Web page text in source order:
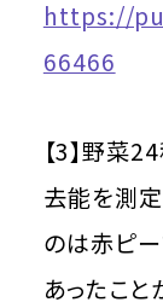
https://
66466
【3】野菜
去能を測
のは赤ピー
あったこ